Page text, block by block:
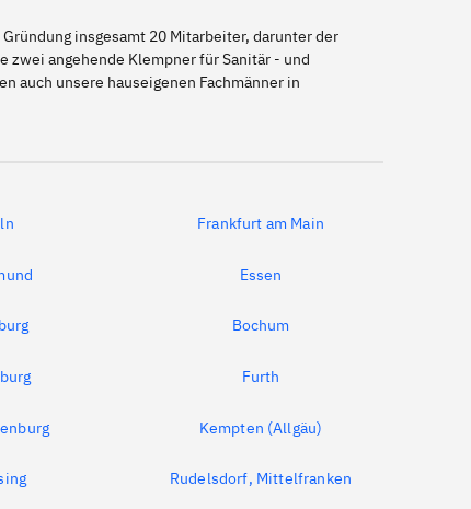
insgesamt 20 Mitarbeiter, darunter der
zwei angehende Klempner für Sanitär - und
auch unsere hauseigenen Fachmänner in
Frankfurt am Main
Essen
Bochum
Furth
Kempten (Allgäu)
Rudelsdorf, Mittelfranken